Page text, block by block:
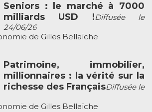
Seniors : le marché à 7000
milliards USD !Diffusée le
24/06/26
de Gilles Bellaïche
Patrimoine, immobilier,
millionnaires : la vérité sur la
richesse des FrançaisDiffusée le
de Gilles Bellaïche